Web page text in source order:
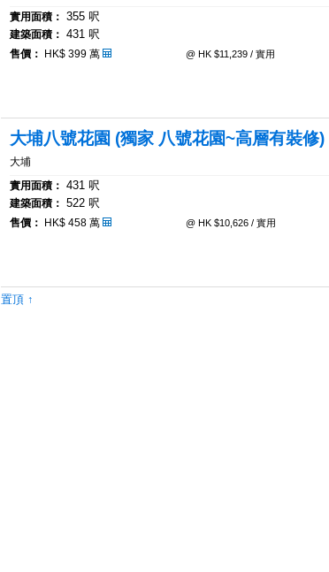
實用面積： 355 呎
建築面積： 431 呎
售價： HK$ 399 萬 @ HK $11,239 / 實用
大埔八號花園 (獨家 八號花園~高層有裝修)
大埔
實用面積： 431 呎
建築面積： 522 呎
售價： HK$ 458 萬 @ HK $10,626 / 實用
置頂 ↑